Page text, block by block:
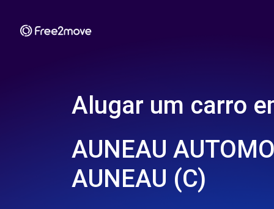
Alugar um carro
AUNEAU
AUNEAU (C)